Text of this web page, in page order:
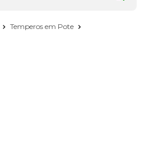
Temperos em Pote